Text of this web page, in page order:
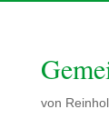
von